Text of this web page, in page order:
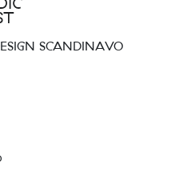
SCANDINAVO